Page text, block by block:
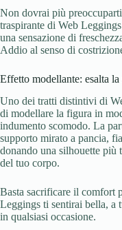
Non dovrai più
traspirante di Web
una sensazione di
Addio al senso di
Effetto modellante: esalta
Uno dei tratti distintivi di
di modellare la figura in
indumento scomodo. La
supporto mirato a pancia,
donando una silhouette più
del tuo corpo.
Basta sacrificare il comfort
Leggings ti sentirai bella, a
in qualsiasi occasione.